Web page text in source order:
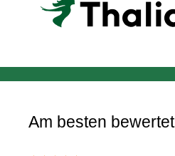
Am besten bewertet